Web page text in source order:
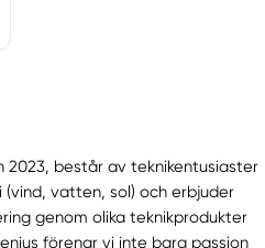
2023, består av teknikentusiaster
vatten, sol) och erbjuder
genom olika teknikprodukter
förenar vi inte bara passion